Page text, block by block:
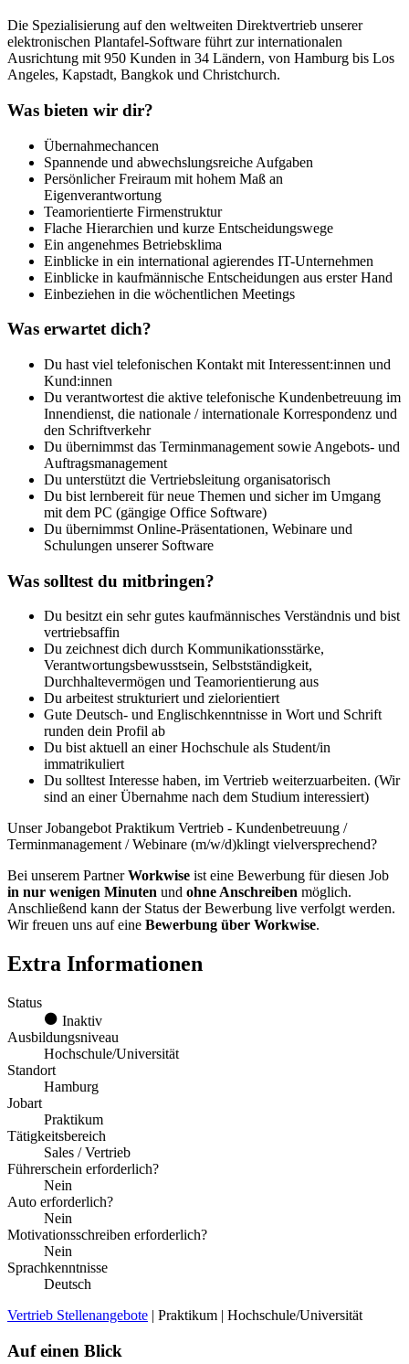
Die Spezialisierung auf den weltweiten Direktvertrieb unserer
elektronischen Plantafel-Software führt zur internationalen
Ausrichtung mit 950 Kunden in 34 Ländern, von Hamburg bis Los
Angeles, Kapstadt, Bangkok und Christchurch.
Was bieten wir dir?
Übernahmechancen
Spannende und abwechslungsreiche Aufgaben
Persönlicher Freiraum mit hohem Maß an
Eigenverantwortung
Teamorientierte Firmenstruktur
Flache Hierarchien und kurze Entscheidungswege
Ein angenehmes Betriebsklima
Einblicke in ein international agierendes IT-Unternehmen
Einblicke in kaufmännische Entscheidungen aus erster Hand
Einbeziehen in die wöchentlichen Meetings
Was erwartet dich?
Du hast viel telefonischen Kontakt mit Interessent:innen und
Kund:innen
Du verantwortest die aktive telefonische Kundenbetreuung im
Innendienst, die nationale / internationale Korrespondenz und
den Schriftverkehr
Du übernimmst das Terminmanagement sowie Angebots- und
Auftragsmanagement
Du unterstützt die Vertriebsleitung organisatorisch
Du bist lernbereit für neue Themen und sicher im Umgang
mit dem PC (gängige Office Software)
Du übernimmst Online-Präsentationen, Webinare und
Schulungen unserer Software
Was solltest du mitbringen?
Du besitzt ein sehr gutes kaufmännisches Verständnis und bist
vertriebsaffin
Du zeichnest dich durch Kommunikationsstärke,
Verantwortungsbewusstsein, Selbstständigkeit,
Durchhaltevermögen und Teamorientierung aus
Du arbeitest strukturiert und zielorientiert
Gute Deutsch- und Englischkenntnisse in Wort und Schrift
runden dein Profil ab
Du bist aktuell an einer Hochschule als Student/in
immatrikuliert
Du solltest Interesse haben, im Vertrieb weiterzuarbeiten. (Wir
sind an einer Übernahme nach dem Studium interessiert)
Unser Jobangebot Praktikum Vertrieb - Kundenbetreuung /
Terminmanagement / Webinare (m/w/d)klingt vielversprechend?
Bei unserem PartnerWorkwise ist eine Bewerbung für diesen Job
in nur wenigen Minuten und ohne Anschreiben möglich.
Anschließend kann der Status der Bewerbung live verfolgt werden.
Wir freuen uns auf eine Bewerbung über Workwise.
Extra Informationen
Status
Inaktiv
Ausbildungsniveau
Hochschule/Universität
Standort
Hamburg
Jobart
Praktikum
Tätigkeitsbereich
Sales / Vertrieb
Führerschein erforderlich?
Nein
Auto erforderlich?
Nein
Motivationsschreiben erforderlich?
Nein
Sprachkenntnisse
Deutsch
Vertrieb Stellenangebote | Praktikum | Hochschule/Universität
Auf einen Blick